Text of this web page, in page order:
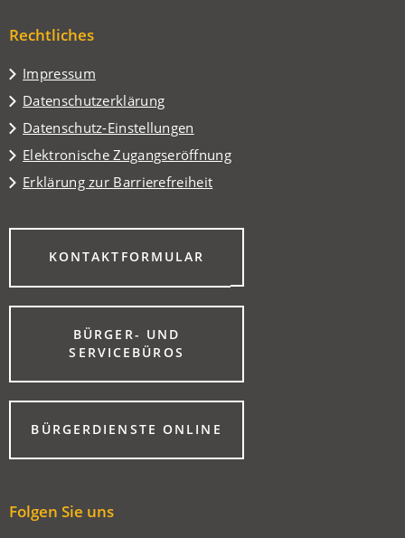
Tab)
neuen
Rechtliches
Impressum
Datenschutzerklärung
Datenschutz-Einstellungen
Elektronische Zugangseröffnung
Erklärung zur Barrierefreiheit
KONTAKTFORMULAR
(ÖFFNET
EINEM
NEUEN
BÜRGER- UND
SERVICEBÜROS
(ÖFFNET
EINEM
NEUEN
TAB)BÜRGERDIENSTE ONLINE
(ÖFFNET
EINEM
Folgen Sie uns